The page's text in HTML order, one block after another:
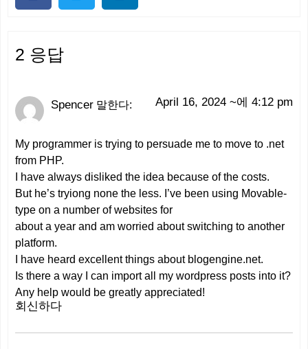
2 응답
Spencer 말한다: April 16, 2024 ~에 4:12 pm
My programmer is trying to persuade me to move to .net
from PHP.
I have always disliked the idea because of the costs.
But he’s tryiong none the less. I’ve been using Movable-
type on a number of websites for
about a year and am worried about switching to another
platform.
I have heard excellent things about blogengine.net.
Is there a way I can import all my wordpress posts into it?
Any help would be greatly appreciated!
회신하다